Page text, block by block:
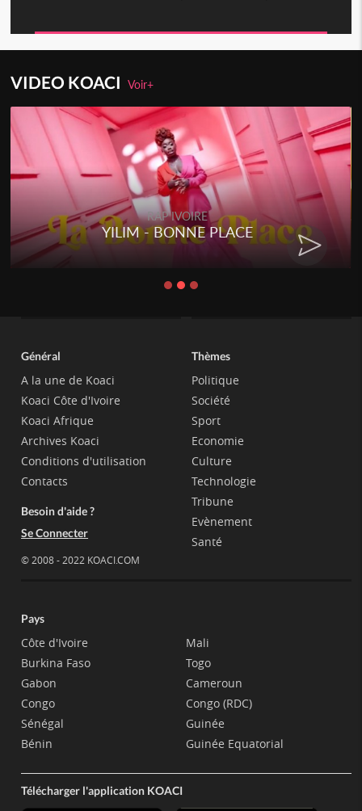
VIDEO KOACIVoir+
RAP IVOIRE
YILIM - BONNE PLACE
Général
A la une de Koaci
Koaci Côte d'Ivoire
Koaci Afrique
Archives Koaci
Conditions d'utilisation
Contacts
Besoin d'aide ?
Se Connecter
© 2008 - 2022 KOACI.COM
Thèmes
Politique
Société
Sport
Economie
Culture
Technologie
Tribune
Evènement
Santé
Pays
Côte d'Ivoire
Burkina Faso
Gabon
Congo
Sénégal
Bénin
Mali
Togo
Cameroun
Congo (RDC)
Guinée
Guinée Equatorial
Télécharger l'application KOACI